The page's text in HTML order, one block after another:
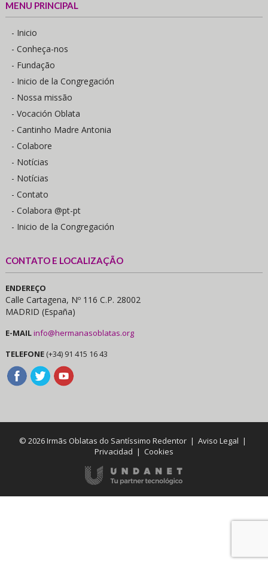
MENU PRINCIPAL
- Inicio
- Conheça-nos
- Fundação
- Inicio de la Congregación
- Nossa missão
- Vocación Oblata
- Cantinho Madre Antonia
- Colabore
- Notícias
- Notícias
- Contato
- Colabora @pt-pt
- Inicio de la Congregación
CONTATO E LOCALIZAÇÃO
ENDEREÇO
Calle Cartagena, Nº 116 C.P. 28002
MADRID (España)
E-MAILinfo@hermanasoblatas.org
TELEFONE (+34) 91 415 16 43
© 2026 Irmãs Oblatas do Santíssimo Redentor |Aviso Legal |
Privacidad | Cookies